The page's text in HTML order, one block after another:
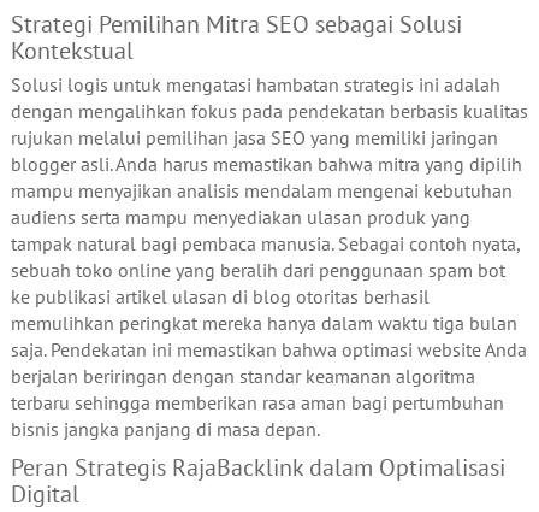
Strategi Pemilihan Mitra SEO sebagai Solusi
Kontekstual
Solusi logis untuk mengatasi hambatan strategis ini adalah
dengan mengalihkan fokus pada pendekatan berbasis kualitas
rujukan melalui pemilihan jasa SEO yang memiliki jaringan
blogger asli. Anda harus memastikan bahwa mitra yang dipilih
mampu menyajikan analisis mendalam mengenai kebutuhan
audiens serta mampu menyediakan ulasan produk yang
tampak natural bagi pembaca manusia. Sebagai contoh nyata,
sebuah toko online yang beralih dari penggunaan spam bot
ke publikasi artikel ulasan di blog otoritas berhasil
memulihkan peringkat mereka hanya dalam waktu tiga bulan
saja. Pendekatan ini memastikan bahwa optimasi website Anda
berjalan beriringan dengan standar keamanan algoritma
terbaru sehingga memberikan rasa aman bagi pertumbuhan
bisnis jangka panjang di masa depan.
Peran Strategis RajaBacklink dalam Optimalisasi
Digital